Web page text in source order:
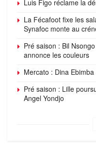
Luis Figo réclame la
La Fécafoot fixe les
Synafoc monte au
Pré saison : Bil
annonce les couleurs
Mercato : Dina
Pré saison : Lille
Angel Yondjo